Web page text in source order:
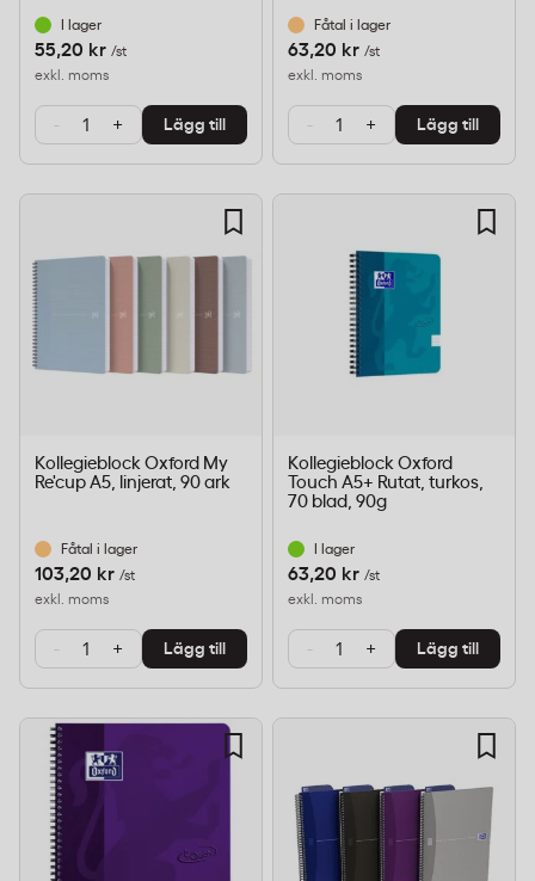
I lager
55,20 kr /st
exkl. moms
- + Lägg till
Fåtal i lager
63,20 kr /st
exkl. moms
- + Lägg till
Kollegieblock Oxford My
Re'cup A5, linjerat, 90 ark
Fåtal i lager
103,20 kr /st
exkl. moms
- + Lägg till
Kollegieblock Oxford
Touch A5+ Rutat, turkos,
70 blad, 90g
I lager
63,20 kr /st
exkl. moms
- + Lägg till